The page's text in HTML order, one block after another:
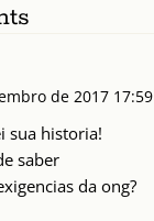
de 2017 17:59
sua historia!
saber
da ong?